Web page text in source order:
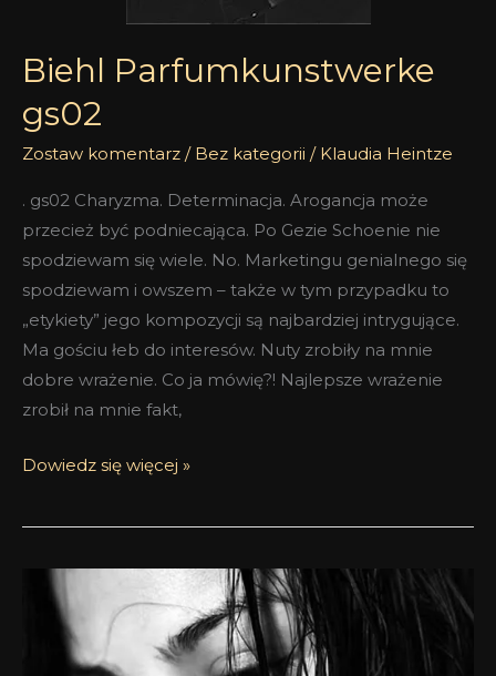
Biehl Parfumkunstwerke
gs02
Zostaw komentarz / Bez kategorii / Klaudia Heintze
. gs02 Charyzma. Determinacja. Arogancja może
przecież być podniecająca. Po Gezie Schoenie nie
spodziewam się wiele. No. Marketingu genialnego się
spodziewam i owszem – także w tym przypadku to
„etykiety” jego kompozycji są najbardziej intrygujące.
Ma gościu łeb do interesów. Nuty zrobiły na mnie
dobre wrażenie. Co ja mówię?! Najlepsze wrażenie
zrobił na mnie fakt,
Dowiedz się więcej »
Biehl
Parfumkunstwerke: